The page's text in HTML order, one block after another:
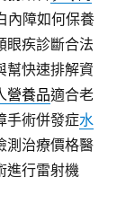
內障如何保養
眼疾診斷合法
幫快速排解資
營養品適合老
手術併發症水
測治療價格醫
進行雷射機